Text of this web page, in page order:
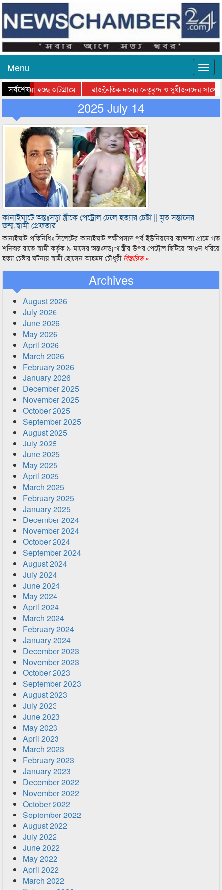
Menu
সর্বশেষ
যাওয়া হচ্ছে আটগ্রামে
রাজনৈতিক দলের নেতৃবৃন্দ ও সুধীজনদের সাথে
সিলেটে বাংলাদেশ গ্রুপ থিয়েটার ফেডারেশানের
2025 July 14
কানাইঘাটে অন্তঃসত্ত্বা স্ত্রীকে পেট্রোল ঢেলে হত্যার চেষ্টা || মৃত সন্তানের
জন্ম,স্বামী গ্রেফতার
কানাইঘাট প্রতিনিধিঃ সিলেটের কানাইঘাট লক্ষীপ্রসাদ পূর্ব ইউনিয়নের কান্দলা গ্রামে গত
শনিবার রাতে স্বামী কর্তৃক ৯ মাসের অন্তঃসত্ত¡া স্ত্রীর উপর পেট্রোল ছিটিয়ে আগুন ধরিয়ে
হত্যা চেষ্টার ঘটনায় স্বামী হোসেন আহমদ চৌধুরীবিস্তারিত »
Archives
August 2026
July 2026
June 2026
May 2026
April 2026
March 2026
February 2026
January 2026
December 2025
November 2025
October 2025
September 2025
August 2025
July 2025
June 2025
May 2025
April 2025
March 2025
February 2025
January 2025
December 2024
November 2024
October 2024
September 2024
August 2024
July 2024
June 2024
May 2024
April 2024
March 2024
February 2024
January 2024
December 2023
November 2023
October 2023
September 2023
August 2023
July 2023
June 2023
May 2023
April 2023
March 2023
February 2023
January 2023
December 2022
November 2022
October 2022
September 2022
August 2022
July 2022
June 2022
May 2022
April 2022
March 2022